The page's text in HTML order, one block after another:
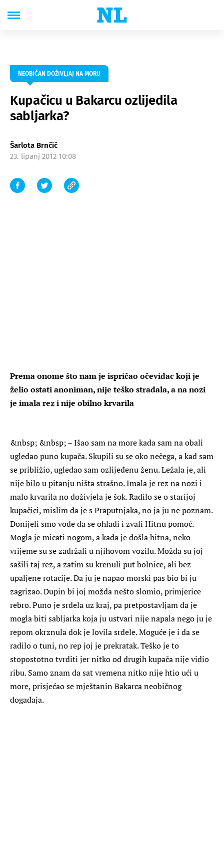
NEOBIČAN DOŽIVLJAJ NA MORU
Kupačicu u Bakarcu ozlijedila
sabljarka?
Šarlota Brnčić
23. lipanj 2012 10:08
Prema onome što nam je ispričao očevidac koji je
želio ostati anoniman, nije teško stradala, a na nozi
je imala rez i nije obilno krvarila
&nbsp; &nbsp; – Išao sam na more kada sam na obali
ugledao puno kupača. Skupili su se oko nečega, a kad sam
se približio, ugledao sam ozlijeđenu ženu. Ležala je, ali
nije bilo u pitanju ništa strašno. Imala je rez na nozi i
malo krvarila no doživjela je šok. Radilo se o starijoj
kupačici, mislim da je s Praputnjaka, no ja ju ne poznam.
Donijeli smo vode da se ohladi i zvali Hitnu pomoć.
Mogla je micati nogom, a kada je došla hitna, neko
vrijeme su se zadržali u njihovom vozilu. Možda su joj
sašili taj rez, a zatim su krenuli put bolnice, ali bez
upaljene rotacije. Da ju je napao morski pas bio bi ju
zagrizao. Dupin bi joj možda nešto slomio, primjerice
rebro. Puno je srdela uz kraj, pa pretpostavljam da je
mogla biti sabljarka koja ju ustvari nije napala nego ju je
repom okrznula dok je lovila srdele. Moguće je i da se
radilo o tuni, no rep joj je prekratak. Teško je to
stopostotno tvrditi jer nitko od drugih kupača nije vidio
ribu. Samo znam da sat vremena nitko nije htio ući u
more, prisjećao se mještanin Bakarca neobičnog
događaja.